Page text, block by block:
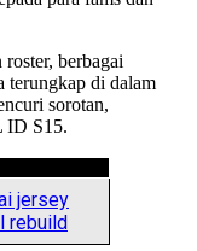
berbagai
terungkap di dalam
sorotan,
ID S15.
jersey
rebuild